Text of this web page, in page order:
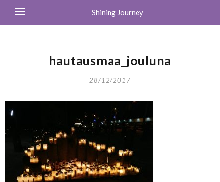
Shining Journey
hautausmaa_jouluna
28/12/2017